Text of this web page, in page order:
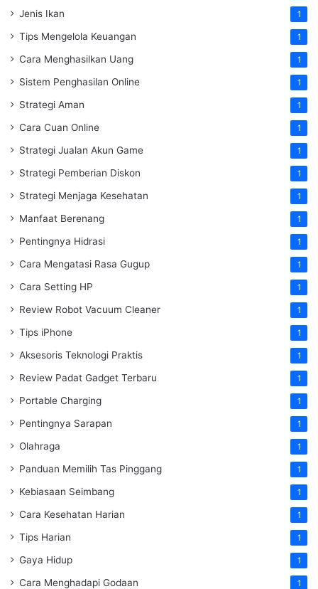
Jenis Ikan 1
Tips Mengelola Keuangan 1
Cara Menghasilkan Uang 1
Sistem Penghasilan Online 1
Strategi Aman 1
Cara Cuan Online 1
Strategi Jualan Akun Game 1
Strategi Pemberian Diskon 1
Strategi Menjaga Kesehatan 1
Manfaat Berenang 1
Pentingnya Hidrasi 1
Cara Mengatasi Rasa Gugup 1
Cara Setting HP 1
Review Robot Vacuum Cleaner 1
Tips iPhone 1
Aksesoris Teknologi Praktis 1
Review Padat Gadget Terbaru 1
Portable Charging 1
Pentingnya Sarapan 1
Olahraga 1
Panduan Memilih Tas Pinggang 1
Kebiasaan Seimbang 1
Cara Kesehatan Harian 1
Tips Harian 1
Gaya Hidup 1
Cara Menghadapi Godaan 1